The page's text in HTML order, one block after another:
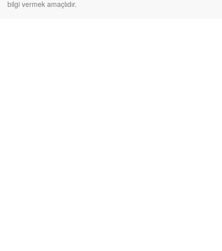
bilgi vermek amaçlıdır.